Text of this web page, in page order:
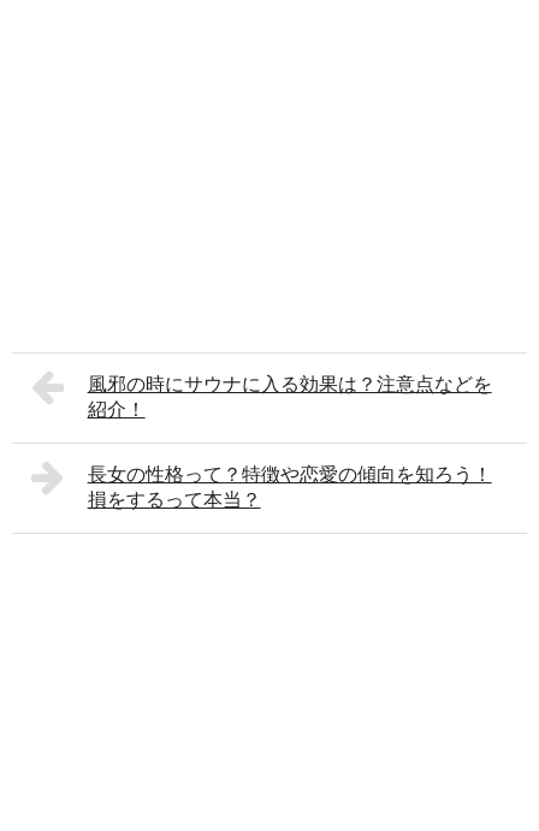
風邪の時にサウナに入る効果は？注意点などを
紹介！
長女の性格って？特徴や恋愛の傾向を知ろう！
損をするって本当？